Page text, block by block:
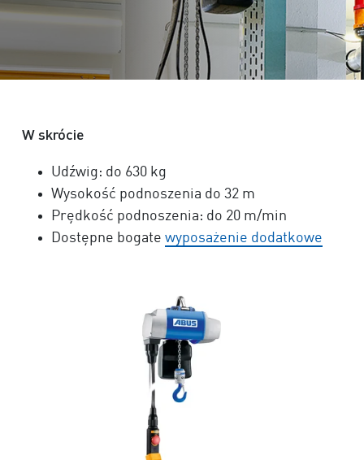
W skrócie
Udźwig: do 630 kg
Wysokość podnoszenia do 32 m
Prędkość podnoszenia: do 20 m/min
Dostępne bogate wyposażenie dodatkowe